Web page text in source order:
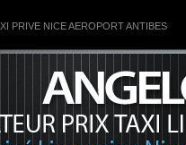
PRIVE NICE AEROPORT ANTIBES